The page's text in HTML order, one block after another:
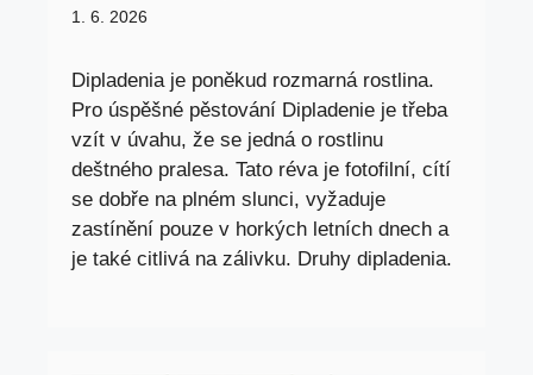
1. 6. 2026
Dipladenia je poněkud rozmarná rostlina.
Pro úspěšné pěstování Dipladenie je třeba
vzít v úvahu, že se jedná o rostlinu
deštného pralesa. Tato réva je fotofilní, cítí
se dobře na plném slunci, vyžaduje
zastínění pouze v horkých letních dnech a
je také citlivá na zálivku. Druhy dipladenia.